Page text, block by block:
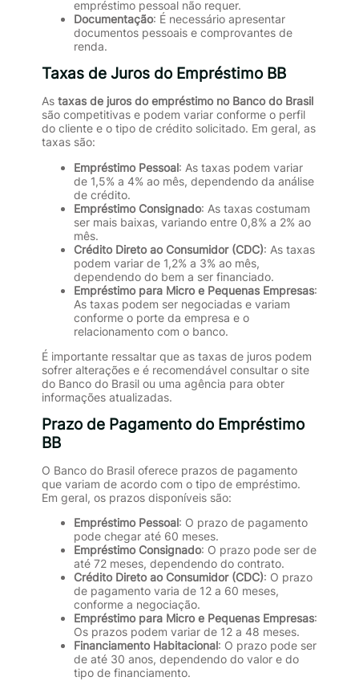
empréstimo pessoal não requer.
Documentação: É necessário apresentar
documentos pessoais e comprovantes de
renda.
Taxas de Juros do Empréstimo BB
As taxas de juros do empréstimo no Banco do Brasil
são competitivas e podem variar conforme o perfil
do cliente e o tipo de crédito solicitado. Em geral, as
taxas são:
Empréstimo Pessoal: As taxas podem variar
de 1,5% a 4% ao mês, dependendo da análise
de crédito.
Empréstimo Consignado: As taxas costumam
ser mais baixas, variando entre 0,8% a 2% ao
mês.
Crédito Direto ao Consumidor (CDC): As taxas
podem variar de 1,2% a 3% ao mês,
dependendo do bem a ser financiado.
Empréstimo para Micro e Pequenas Empresas:
As taxas podem ser negociadas e variam
conforme o porte da empresa e o
relacionamento com o banco.
É importante ressaltar que as taxas de juros podem
sofrer alterações e é recomendável consultar o site
do Banco do Brasil ou uma agência para obter
informações atualizadas.
Prazo de Pagamento do Empréstimo
BB
O Banco do Brasil oferece prazos de pagamento
que variam de acordo com o tipo de empréstimo.
Em geral, os prazos disponíveis são:
Empréstimo Pessoal: O prazo de pagamento
pode chegar até 60 meses.
Empréstimo Consignado: O prazo pode ser de
até 72 meses, dependendo do contrato.
Crédito Direto ao Consumidor (CDC): O prazo
de pagamento varia de 12 a 60 meses,
conforme a negociação.
Empréstimo para Micro e Pequenas Empresas:
Os prazos podem variar de 12 a 48 meses.
Financiamento Habitacional: O prazo pode ser
de até 30 anos, dependendo do valor e do
tipo de financiamento.